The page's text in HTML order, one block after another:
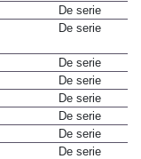
De serie
De serie
De serie
De serie
De serie
De serie
De serie
De serie